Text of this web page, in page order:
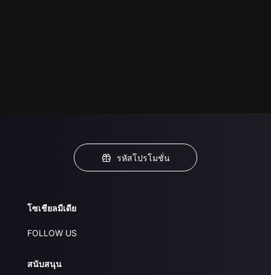
รหัสโปรโมชั่น
โซเชียลมีเดีย
FOLLOW US
สนับสนุน